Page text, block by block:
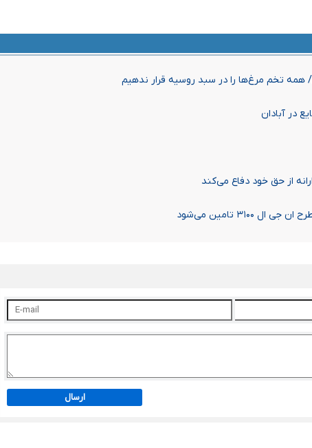
همه تخم مرغ‌ها را در سبد روسیه قرار ندهیم
در آبادان
از حق خود دفاع می‌کند
تامین می‌شود
ارسال